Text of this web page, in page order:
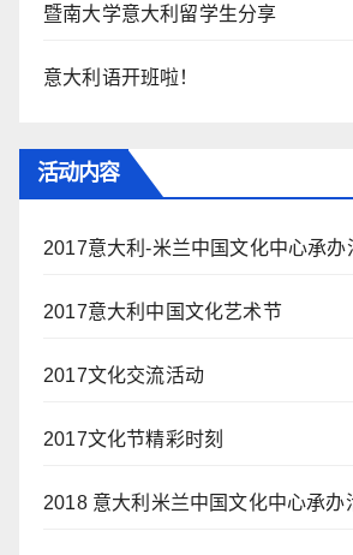
暨南大学意大利留学生分享
意大利语开班啦！
活动内容
2017意大利-米兰中国文化中心承办
2017意大利中国文化艺术节
2017文化交流活动
2017文化节精彩时刻
2018 意大利米兰中国文化中心承办